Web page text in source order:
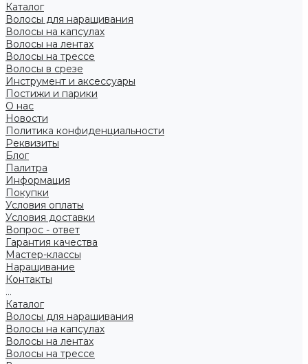
Каталог
Волосы для наращивания
Волосы на капсулах
Волосы на лентах
Волосы на трессе
Волосы в срезе
Инструмент и аксессуары
Постижи и парики
О нас
Новости
Политика конфиденциальности
Реквизиты
Блог
Палитра
Информация
Покупки
Условия оплаты
Условия доставки
Вопрос - ответ
Гарантия качества
Мастер-классы
Наращивание
Контакты
...
Каталог
Волосы для наращивания
Волосы на капсулах
Волосы на лентах
Волосы на трессе